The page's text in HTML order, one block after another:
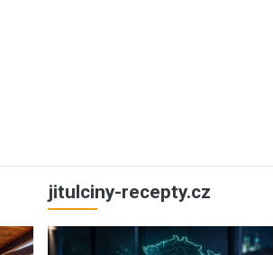
jitulciny-recepty.cz